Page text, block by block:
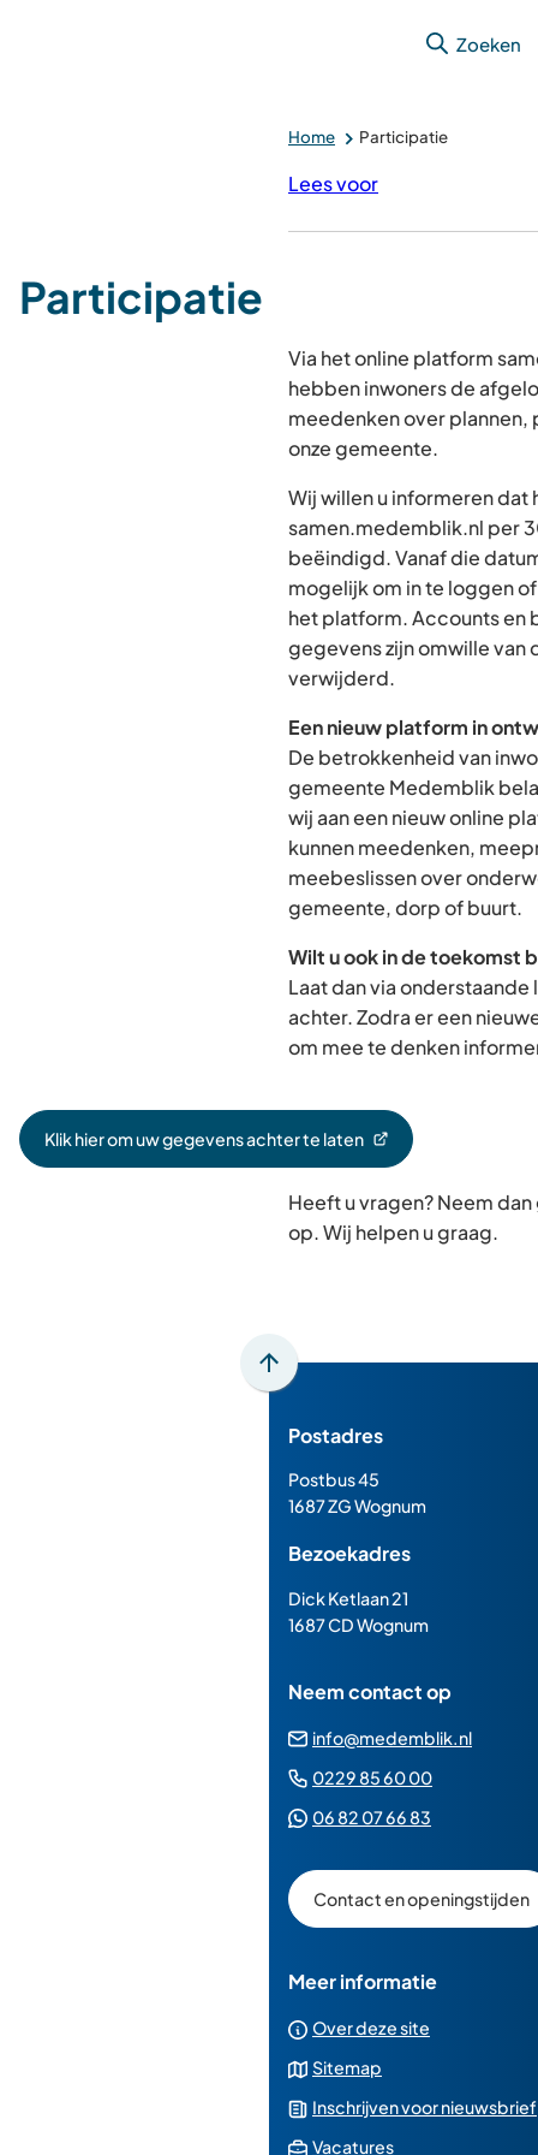
Zoeken
Home Participatie
Lees voor
Participatie
Via het online platform
hebben inwoners de
meedenken over
onze gemeente.
Wij willen u informeren dat
samen.medemblik.nl per
beëindigd. Vanaf die
mogelijk om in te loggen
het platform. Accounts en
gegevens zijn omwille van
verwijderd.
Een nieuw platform in
De betrokkenheid van
gemeente Medemblik
wij aan een nieuw online
kunnen meedenken,
meebeslissen over
gemeente, dorp of buurt.
Wilt u ook in de toekomst
Laat dan via
achter. Zodra er een
om mee te denken
Klik hier om uw gegevens achter te laten
(Verwijst
Heeft u vragen? Neem
op. Wij helpen u graag.
Scroll
boven
het
van
de
paginainhoud
Postadres
Postbus 45
1687 ZG Wognum
Bezoekadres
Dick Ketlaan 21
1687 CD Wognum
Neem contact op
info@medemblik.nl
0229 85 60 00(Verwijst
06 82 07 66 83
een
Whatsapp
Contact en openingstijden
Meer informatie
Over deze site
Sitemap
Inschrijven voor nieuwsbrief
Vacatures(Verwijst